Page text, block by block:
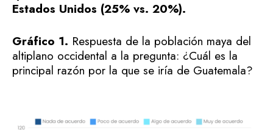
Estados Unidos (25% vs. 20%).
Gráfico 1. Respuesta de la población maya del
altiplano occidental a la pregunta: ¿Cuál es la
principal razón por la que se iría de Guatemala?